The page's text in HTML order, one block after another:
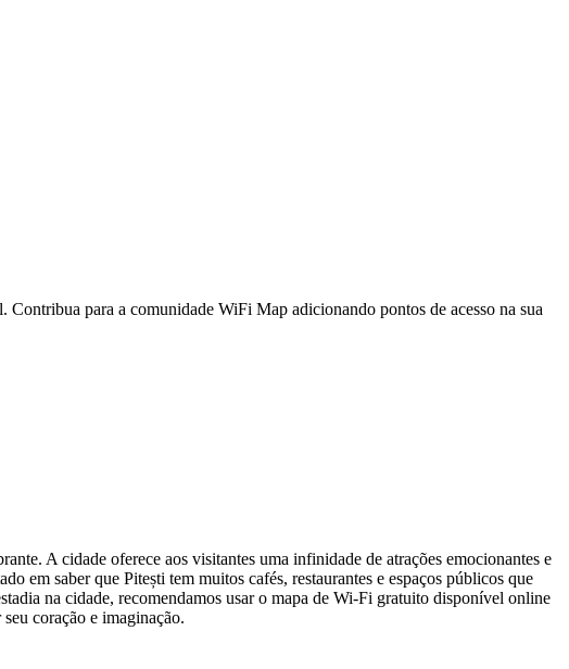
para a comunidade WiFi Map adicionando pontos de acesso na sua
A cidade oferece aos visitantes uma infinidade de atrações emocionantes e
em saber que Pitești tem muitos cafés, restaurantes e espaços públicos que
na cidade, recomendamos usar o mapa de Wi-Fi gratuito disponível online
coração e imaginação.